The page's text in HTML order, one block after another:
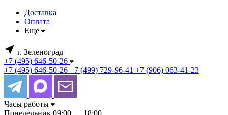
Доставка
Оплата
Еще
г. Зеленоград
+7 (495) 646-50-26
+7 (495) 646-50-26 +7 (499) 729-96-41 +7 (906) 063-41-23
Часы работы
Понедельник 09:00 — 18:00